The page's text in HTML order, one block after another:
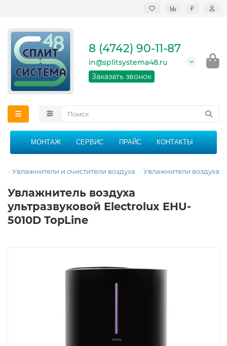
₽
кондиционеров в
области
График работы: 9:00 -
21:00 без перерыва и
8 (4742) 90-11-87
in@splitsystema48.ru
Заказать звонок
МОНТАЖ СЕРВИС ПРАЙС КОНТАКТЫ
Увлажнители и очистители воздуха Увлажнители воздуха
Увлажнитель воздуха
ультразвуковой Electrolux EHU-
5010D TopLine